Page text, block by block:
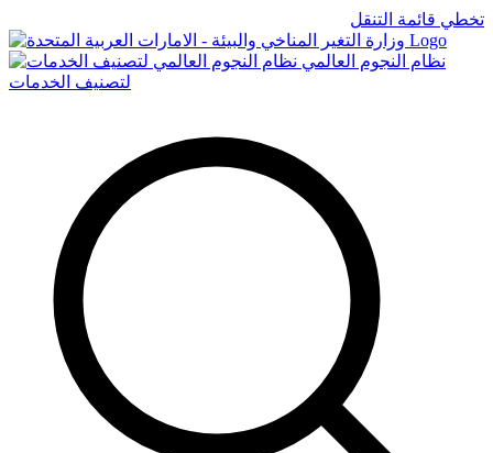
تخطي قائمة التنقل
Logo
نظام النجوم العالمي
لتصنيف الخدمات